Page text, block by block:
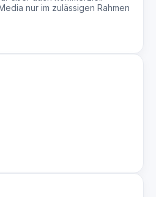
nur im zulässigen Rahmen